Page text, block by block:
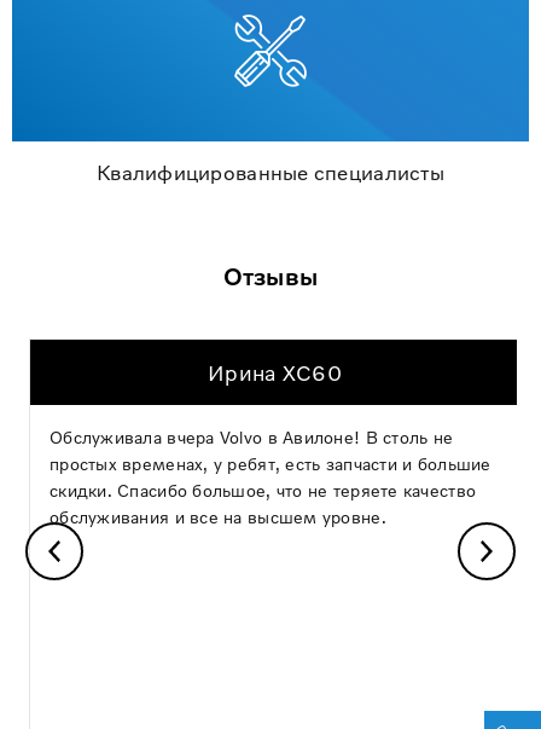
Квалифицированные специалисты
Отзывы
Ирина XC60
Обслуживала вчера Volvo в Авилоне! В столь не
простых временах, у ребят, есть запчасти и большие
скидки. Спасибо большое, что не теряете качество
обслуживания и все на высшем уровне.